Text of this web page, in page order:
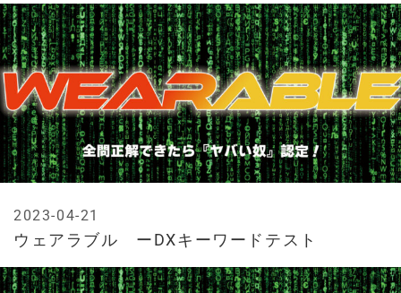
ウェアラブル ーDXキーワードテスト
2023-04-21